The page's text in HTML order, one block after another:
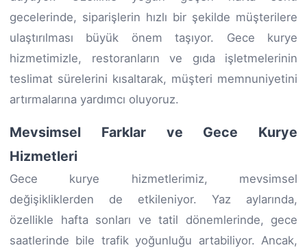
gecelerinde, siparişlerin hızlı bir şekilde müşterilere
ulaştırılması büyük önem taşıyor. Gece kurye
hizmetimizle, restoranların ve gıda işletmelerinin
teslimat sürelerini kısaltarak, müşteri memnuniyetini
artırmalarına yardımcı oluyoruz.
Mevsimsel Farklar ve Gece Kurye
Hizmetleri
Gece kurye hizmetlerimiz, mevsimsel
değişikliklerden de etkileniyor. Yaz aylarında,
özellikle hafta sonları ve tatil dönemlerinde, gece
saatlerinde bile trafik yoğunluğu artabiliyor. Ancak,